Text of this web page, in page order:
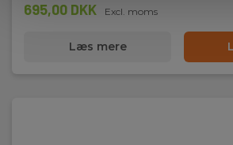
695,00 DKK Excl. moms
Læs mere